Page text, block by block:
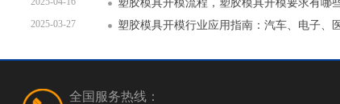
塑胶模具开模流程，塑胶模具开模要求有哪
2025-03-27
全国服务热线：